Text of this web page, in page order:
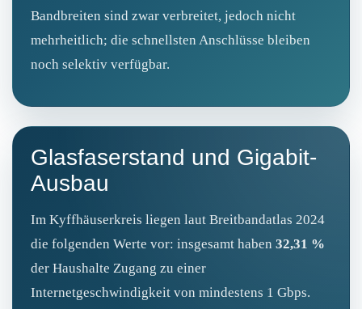
Bandbreiten sind zwar verbreitet, jedoch nicht
mehrheitlich; die schnellsten Anschlüsse bleiben
noch selektiv verfügbar.
Glasfaserstand und Gigabit-
Ausbau
Im Kyffhäuserkreis liegen laut Breitbandatlas 2024
die folgenden Werte vor: insgesamt haben 32,31 %
der Haushalte Zugang zu einer
Internetgeschwindigkeit von mindestens 1 Gbps.